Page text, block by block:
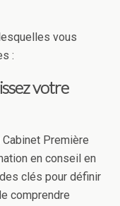
vous
:
votre
Première
en conseil en
clés pour définir
comprendre